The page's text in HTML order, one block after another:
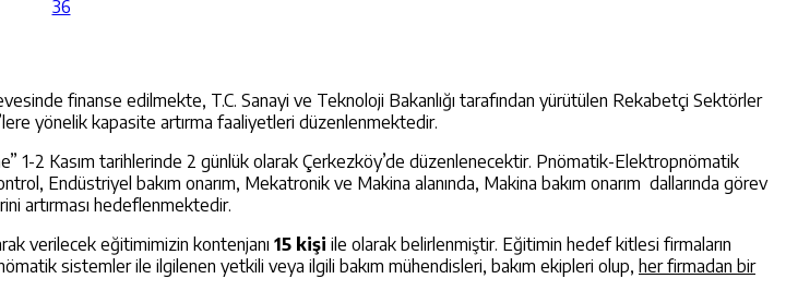
finanse edilmekte, T.C. Sanayi ve Teknoloji Bakanlığı tarafından yürütülen Rekabetçi Sektörler
yönelik kapasite artırma faaliyetleri düzenlenmektedir.
2 Kasım tarihlerinde 2 günlük olarak Çerkezköy’de düzenlenecektir. Pnömatik-Elektropnömatik
Endüstriyel bakım onarım, Mekatronik ve Makina alanında, Makina bakım onarım dallarında görev
artırması hedeflenmektedir.
verilecek eğitimimizin kontenjanı 15 kişi ile olarak belirlenmiştir. Eğitimin hedef kitlesi firmaların
sistemler ile ilgilenen yetkili veya ilgili bakım mühendisleri, bakım ekipleri olup, her firmadan bir